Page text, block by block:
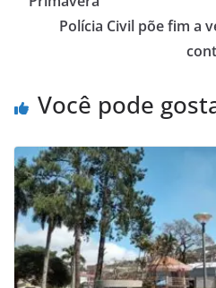
Polícia Civil põe fim a
Você pode